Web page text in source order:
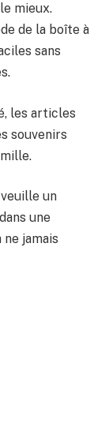
mieux.
de la boîte à
sans
les articles
souvenirs
un
une
jamais